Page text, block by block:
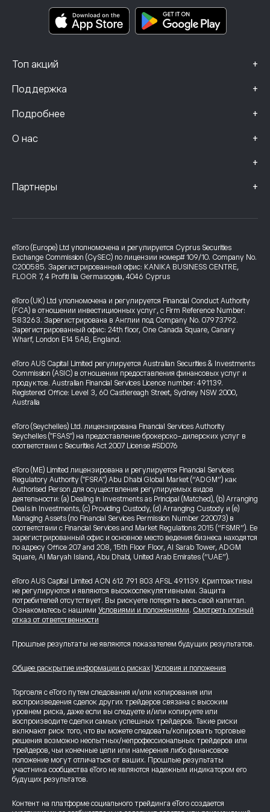
Топ акций +
Поддержка +
Подробнее +
О нас +
+
Данные о жалобах (клиенты FCA)
Партнеры +
eToro (Europe) Ltd уполномочена и регулируется Cyprus Securities
Exchange Commission (CySEC) по лицензии номер# 109/10. Company No.
C200585. Зарегистрированный офис: KANIKA BUSINESS CENTRE,
FLOOR 7, 4 Profiti Ilia Germasogeia, 4046 Cyprus
eToro (UK) Ltd уполномочена и регулируется Financial Conduct Authority
(FCA) в отношении инвестиционных услуг, с Firm Reference Number:
583263. Зарегистрирована в Англии под Company No. 07973792.
Зарегистрированный офис: 24th floor, One Canada Square, Canary
Wharf, London E14 5AB, England.
eToro AUS Capital Limited регулируется Australian Securities & Investments
Commission (ASIC) в отношении предоставления финансовых услуг и
продуктов. Australian Financial Services Licence number: 491139.
Registered Office: Level 3, 60 Castlereagh Street, Sydney NSW 2000,
Australia
eToro (Seychelles) Ltd. лицензирована Financial Services Authority
Seychelles ("FSAS") на предоставление брокерско-дилерских услуг в
соответствии с Securities Act 2007 License #SD076
eToro (ME) Limited лицензирована и регулируется Financial Services
Regulatory Authority ("FSRA") Abu Dhabi Global Market (“ADGM”) как
Authorised Person для осуществления регулируемых видов
деятельности: (a) Dealing in Investments as Principal (Matched), (b) Arranging
Deals in Investments, (c) Providing Custody, (d) Arranging Custody и (e)
Managing Assets (по Financial Services Permission Number 220073) в
соответствии с Financial Services and Market Regulations 2015 (“FSMR”). Ее
зарегистрированный офис и основное место ведения бизнеса находятся
по адресу Office 207 and 208, 15th Floor Floor, Al Sarab Tower, ADGM
Square, Al Maryah Island, Abu Dhabi, United Arab Emirates (“UAE”).
eToro AUS Capital Limited ACN 612 791 803 AFSL 491139. Криптоактивы
не регулируются и являются высокоспекулятивными. Защита
потребителей отсутствует. Вы рискуете потерять весь свой капитал.
Ознакомьтесь с нашими Условиями и положениями. Смотреть полный
отказ от ответственности
Прошлые результаты не являются показателем будущих результатов.
Общее раскрытие информации о рисках Условия и положения
Торговля с eToro путем следования и/или копирования или
воспроизведения сделок других трейдеров связана с высоким
уровнем риска, даже если вы следуете и/или копируете или
воспроизводите сделки самых успешных трейдеров. Такие риски
включают риск того, что вы можете следовать/копировать торговые
решения возможно неопытных/непрофессиональных трейдеров или
трейдеров, чьи конечные цели или намерения либо финансовое
положение могут отличаться от ваших. Прошлые результаты
участника сообщества eToro не являются надежным индикатором его
будущих результатов.
Контент на платформе социального трейдинга eToro создается